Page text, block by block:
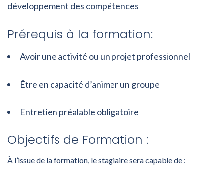
développement des compétences
Prérequis à la formation:
Avoir une activité ou un projet professionnel
Être en capacité d’animer un groupe
Entretien préalable obligatoire
Objectifs de Formation :
À l’issue de la formation, le stagiaire sera capable de :